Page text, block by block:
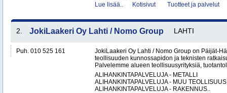
Lue lisää..
Kotisivut Tuotteet ja palvelut
2. JokiLaakeri Oy Lahti / Nomo Group LAHTI
Puh. 010 525 161
JokiLaakeri Oy Lahti / Nomo Group on Päijät-
teollisuuden kunnossapidon ja teknisten
Palvelemme alueen teollisuusyrityksiä,
ALIHANKINTAPALVELUJA - METALLI
ALIHANKINTAPALVELUJA - MUU TEOLLISUUS
ALIHANKINTAPALVELUJA - RAKENNUS..